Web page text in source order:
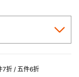
7折 / 五件6折